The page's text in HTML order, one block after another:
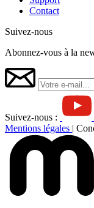
Contact
Suivez-nous
Abonnez-vous à la
Suivez-nous :
Mentions légales |